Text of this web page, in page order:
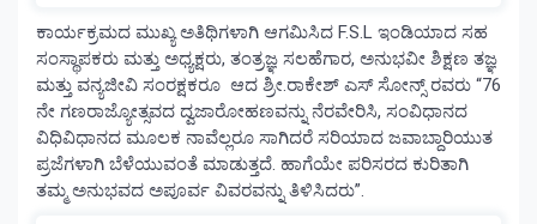
ಕಾರ್ಯಕ್ರಮದ ಮುಖ್ಯ ಅತಿಥಿಗಳಾಗಿ ಆಗಮಿಸಿದ F.S.L ಇಂಡಿಯಾದ ಸಹ
ಸಂಸ್ಥಾಪಕರು ಮತ್ತು ಅಧ್ಯಕ್ಷರು, ತಂತ್ರಜ್ಞ ಸಲಹೆಗಾರ, ಅನುಭವೀ ಶಿಕ್ಷಣ ತಜ್ಞ
ಮತ್ತು ವನ್ಯಜೀವಿ ಸಂರಕ್ಷಕರೂ ಆದ ಶ್ರೀ.ರಾಕೇಶ್ ಎಸ್ ಸೋನ್ಸ್ ರವರು “76
ನೇ ಗಣರಾಜ್ಯೋತ್ಸವದ ದ್ವಜಾರೋಹಣವನ್ನು ನೆರವೇರಿಸಿ, ಸಂವಿಧಾನದ
ವಿಧಿವಿಧಾನದ ಮೂಲಕ ನಾವೆಲ್ಲರೂ ಸಾಗಿದರೆ ಸರಿಯಾದ ಜವಾಬ್ದಾರಿಯುತ
ಪ್ರಜೆಗಳಾಗಿ ಬೆಳೆಯುವಂತೆ ಮಾಡುತ್ತದೆ. ಹಾಗೆಯೇ ಪರಿಸರದ ಕುರಿತಾಗಿ
ತಮ್ಮ ಅನುಭವದ ಅಪೂರ್ವ ವಿವರವನ್ನು ತಿಳಿಸಿದರು”.